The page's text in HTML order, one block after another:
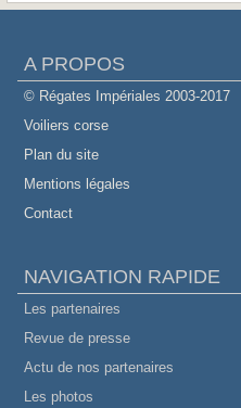
A PROPOS
© Régates Impériales 2003-2017
Voiliers corse
Plan du site
Mentions légales
Contact
NAVIGATION RAPIDE
Les partenaires
Revue de presse
Actu de nos partenaires
Les photos